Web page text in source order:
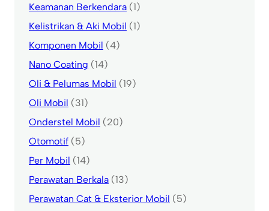
Keamanan Berkendara (1)
Kelistrikan & Aki Mobil (1)
Komponen Mobil (4)
Nano Coating (14)
Oli & Pelumas Mobil (19)
Oli Mobil (31)
Onderstel Mobil (20)
Otomotif (5)
Per Mobil (14)
Perawatan Berkala (13)
Perawatan Cat & Eksterior Mobil (5)